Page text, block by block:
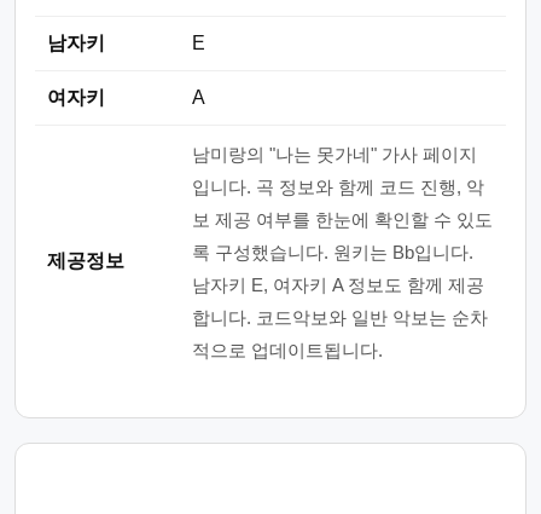
남자키 E
여자키 A
제공정보
남미랑의 "나는 못가네" 가사 페이지
입니다. 곡 정보와 함께 코드 진행, 악
보 제공 여부를 한눈에 확인할 수 있도
록 구성했습니다. 원키는 Bb입니다.
남자키 E, 여자키 A 정보도 함께 제공
합니다. 코드악보와 일반 악보는 순차
적으로 업데이트됩니다.